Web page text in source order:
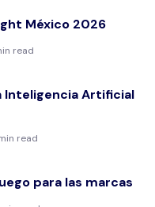
México 2026
read
Inteligencia Artificial
read
para las marcas